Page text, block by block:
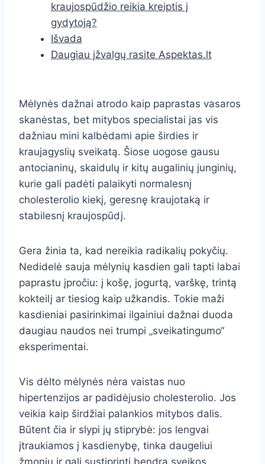
kraujospūdžio reikia kreiptis į
gydytoją?
Išvada
Daugiau įžvalgų rasite Aspektas.lt
Mėlynės dažnai atrodo kaip paprastas vasaros
skanėstas, bet mitybos specialistai jas vis
dažniau mini kalbėdami apie širdies ir
kraujagyslių sveikatą. Šiose uogose gausu
antocianinų, skaidulų ir kitų augalinių junginių,
kurie gali padėti palaikyti normalesnį
cholesterolio kiekį, geresnę kraujotaką ir
stabilesnį kraujospūdį.
Gera žinia ta, kad nereikia radikalių pokyčių.
Nedidelė sauja mėlynių kasdien gali tapti labai
paprastu įpročiu: į košę, jogurtą, varškę, trintą
kokteilį ar tiesiog kaip užkandis. Tokie maži
kasdieniai pasirinkimai ilgainiui dažnai duoda
daugiau naudos nei trumpi „sveikatingumo“
eksperimentai.
Vis dėlto mėlynės nėra vaistas nuo
hipertenzijos ar padidėjusio cholesterolio. Jos
veikia kaip širdžiai palankios mitybos dalis.
Būtent čia ir slypi jų stiprybė: jos lengvai
įtraukiamos į kasdienybę, tinka daugeliui